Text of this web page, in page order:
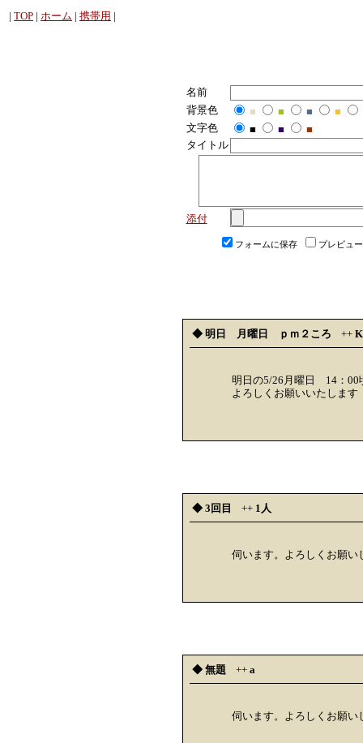
| TOP | ホーム | 携帯用 |
名前
背景色
■ ■ ■ ■
文字色
■ ■
■
タイトル
添付
フォームに保存 プレビュー
◆ 明日 月曜日 ｐｍ２ころ ++ K
明日の5/26月曜日 14：
よろしくお願いいたします
◆ 3回目 ++ 1人
伺います。よろしくお願い
◆ 無題 ++ a
伺います。よろしくお願い